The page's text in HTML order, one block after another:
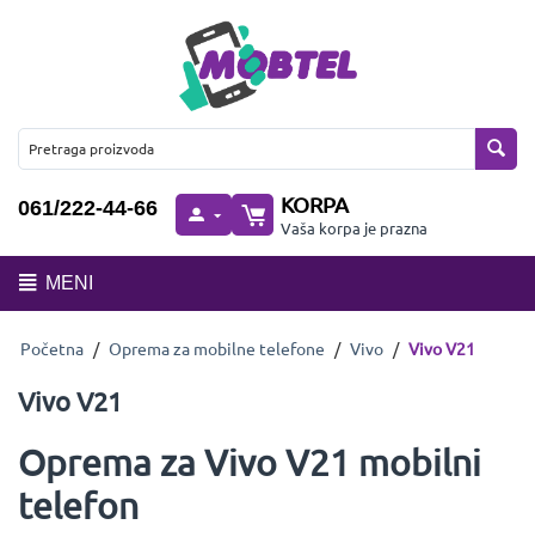
061/222-44-66 KORPA
Vaša korpa je prazna
MENI
Početna / Oprema za mobilne telefone / Vivo / Vivo V21
Vivo V21
Oprema za Vivo V21 mobilni
telefon